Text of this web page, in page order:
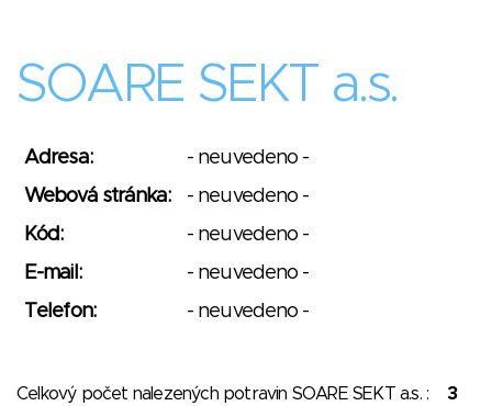
SOARE SEKT a.s.
Adresa:
- neuvedeno -
Webová stránka:
- neuvedeno -
Kód:
- neuvedeno -
E-mail:
- neuvedeno -
Telefon:
- neuvedeno -
Celkový počet nalezených potravin SOARE SEKT a.s. : 3